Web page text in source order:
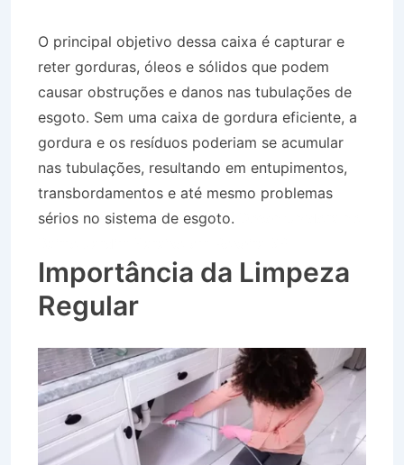
O principal objetivo dessa caixa é capturar e
reter gorduras, óleos e sólidos que podem
causar obstruções e danos nas tubulações de
esgoto. Sem uma caixa de gordura eficiente, a
gordura e os resíduos poderiam se acumular
nas tubulações, resultando em entupimentos,
transbordamentos e até mesmo problemas
sérios no sistema de esgoto.
Importância da Limpeza
Regular